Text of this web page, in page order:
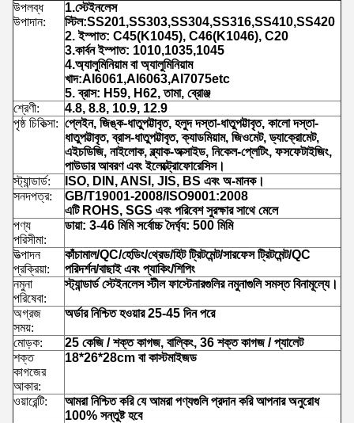
উপলব্ধ
উপাদান:
1.স্টেইনলেস
স্টিল:SS201,SS303,SS304,SS316,SS410,SS420
2. ইস্পাত: C45(K1045), C46(K1046), C20
3.কার্বন ইস্পাত: 1010,1035,1045
4.অ্যালুমিনিয়াম বা অ্যালুমিনিয়াম
খাদ:Al6061,Al6063,Al7075etc
5. ব্রাস: H59, H62, তামা, ব্রোঞ্জ
শ্রেণী:
4.8, 8.8, 10.9, 12.9
পৃষ্ঠ চিকিত্সা: প্লেইন, জিঙ্ক-ধাতুপট্টাবৃত, হলুদ দস্তা-ধাতুপট্টাবৃত, কালো দস্তা-
ধাতুপট্টাবৃত, ব্রাস-ধাতুপট্টাবৃত, ক্যাডমিয়াম, জিওমেট, ড্যাক্রোমেট,
এইচডিজি, নাইলোক, ব্ল্যাক-অক্সাইড, নিকেল-প্লেটিং, ফসফেটাইজিং,
পাউডার আবরণ এবং ইলেক্ট্রোফোরেসিস।
স্ট্যান্ডার্ড:
ISO, DIN, ANSI, JIS, BS এবং অ-মানক।
সনদপত্র:
GB/T19001-2008/ISO9001:2008
এটি ROHS, SGS এবং পরিবেশ সুরক্ষার সাথে মেলে
পণ্য
পরিসীমা:
ডায়া: 3-46 মিমি সর্বোচ্চ দৈর্ঘ্য: 500 মিমি
উত্পাদন
প্রক্রিয়া:
কাঁচামাল/QC/হেডিং/থ্রেড/হিট ট্রিটমেন্ট/সারফেস ট্রিটমেন্ট/QC
পরিদর্শন/বাছাই এবং প্যাকিং/শিপিং
নমুনা
পরিষেবা:
স্ট্যান্ডার্ড স্টেইনলেস স্টীল ফাস্টেনারগুলির নমুনাগুলি সমস্ত বিনামূল্যে।
অগ্রজ
সময়:
অর্ডার নিশ্চিত হওয়ার 25-45 দিন পরে
মোড়ক:
25 কেজি / শক্ত কাগজ, বাল্কিং, 36 শক্ত কাগজ / প্যালেট
শক্ত
কাগজের
আকার:
18*26*28cm বা কাস্টমাইজড
ওয়ারেন্টি:
আমরা নিশ্চিত করি যে আমরা পণ্যগুলি প্রদান করি আপনার অনুরোধ
100% সন্তুষ্ট হবে